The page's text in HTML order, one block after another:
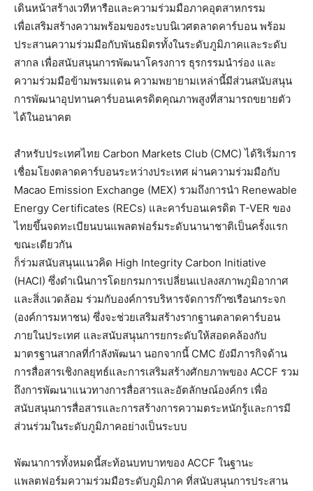
เดินหน้าสร้างเวทีหารือและความร่วมมือภาคอุตสาหกรรม
เพื่อเสริมสร้างความพร้อมของระบบนิเวศตลาดคาร์บอน พร้อม
ประสานความร่วมมือกับพันธมิตรทั้งในระดับภูมิภาคและระดับ
สากล เพื่อสนับสนุนการพัฒนาโครงการ ธุรกรรมนำร่อง และ
ความร่วมมือข้ามพรมแดน ความพยายามเหล่านี้มีส่วนสนับสนุน
การพัฒนาอุปทานคาร์บอนเครดิตคุณภาพสูงที่สามารถขยายตัว
ได้ในอนาคต
สำหรับประเทศไทย Carbon Markets Club (CMC) ได้ริเริ่มการ
เชื่อมโยงตลาดคาร์บอนระหว่างประเทศ ผ่านความร่วมมือกับ
Macao Emission Exchange (MEX) รวมถึงการนำ Renewable
Energy Certificates (RECs) และคาร์บอนเครดิต T-VER ของ
ไทยขึ้นจดทะเบียนบนแพลตฟอร์มระดับนานาชาติเป็นครั้งแรก
ขณะเดียวกัน
ก็ร่วมสนับสนุนแนวคิด High Integrity Carbon Initiative
(HACI) ซึ่งดำเนินการโดยกรมการเปลี่ยนแปลงสภาพภูมิอากาศ
และสิ่งแวดล้อม ร่วมกับองค์การบริหารจัดการก๊าซเรือนกระจก
(องค์การมหาชน) ซึ่งจะช่วยเสริมสร้างรากฐานตลาดคาร์บอน
ภายในประเทศ และสนับสนุนการยกระดับให้สอดคล้องกับ
มาตรฐานสากลที่กำลังพัฒนา นอกจากนี้ CMC ยังมีภารกิจด้าน
การสื่อสารเชิงกลยุทธ์และการเสริมสร้างศักยภาพของ ACCF รวม
ถึงการพัฒนาแนวทางการสื่อสารและอัตลักษณ์องค์กร เพื่อ
สนับสนุนการสื่อสารและการสร้างการความตระหนักรู้และการมี
ส่วนร่วมในระดับภูมิภาคอย่างเป็นระบบ
พัฒนาการทั้งหมดนี้สะท้อนบทบาทของ ACCF ในฐานะ
แพลตฟอร์มความร่วมมือระดับภูมิภาค ที่สนับสนุนการประสาน